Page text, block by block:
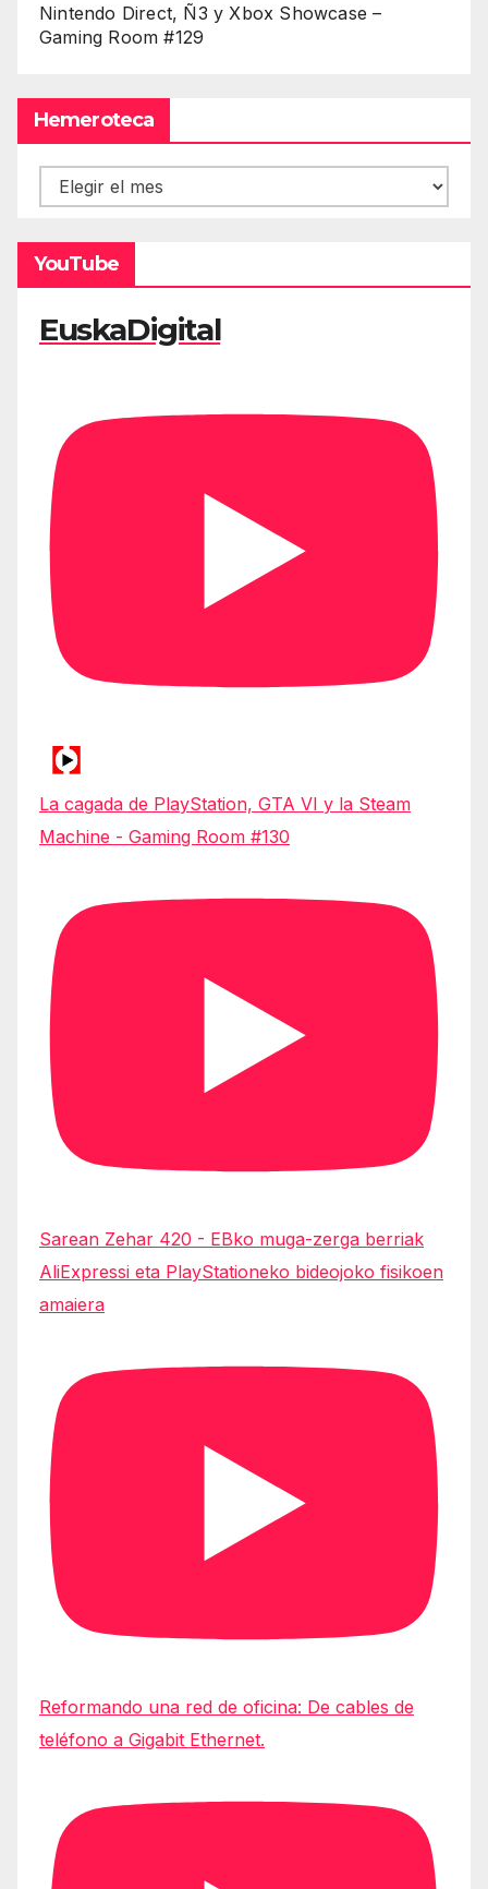
Nintendo Direct, Ñ3 y Xbox Showcase –
Gaming Room #129
Hemeroteca
Hemeroteca
YouTube
EuskaDigital
La cagada de PlayStation, GTA VI y la Steam
Machine - Gaming Room #130
Sarean Zehar 420 - EBko muga-zerga berriak
AliExpressi eta PlayStationeko bideojoko fisikoen
amaiera
Reformando una red de oficina: De cables de
teléfono a Gigabit Ethernet.